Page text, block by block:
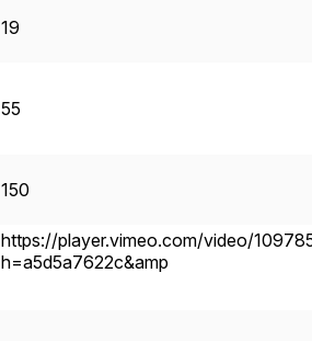
19
55
150
https://player.vimeo.com/video/
h=a5d5a7622c&amp